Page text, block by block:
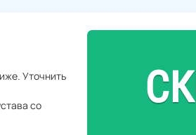
Уточнить
со